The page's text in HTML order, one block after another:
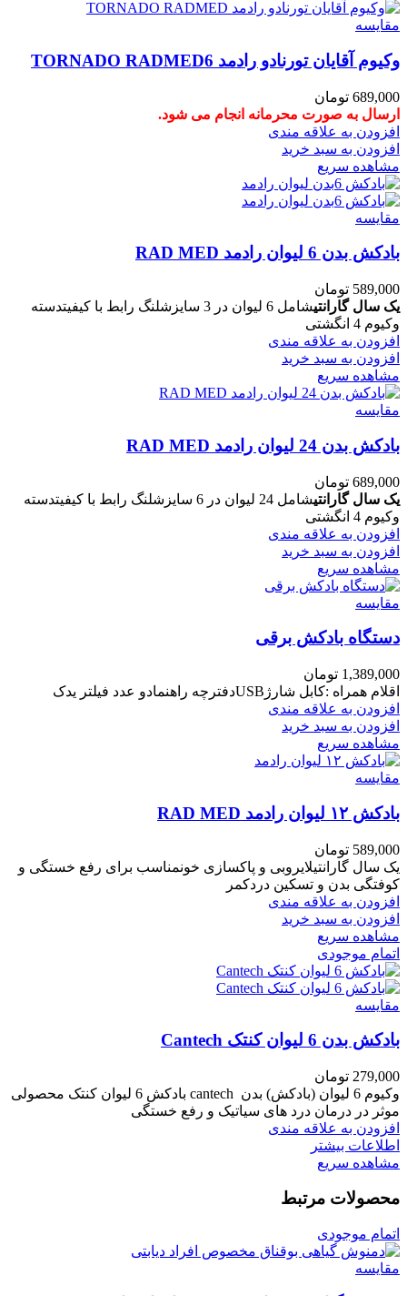
مقایسه
وکیوم آقایان تورنادو رادمد TORNADO RADMED6
689,000 تومان
ارسال به صورت محرمانه انجام می شود.
افزودن به علاقه مندی
افزودن به سبد خرید
مشاهده سریع
مقایسه
بادکش بدن 6 لیوان رادمد RAD MED
589,000 تومان
یک سال گارانتی
شامل 6 لیوان در 3 سایزشلنگ رابط با کیفیتدسته
وکیوم 4 انگشتی
افزودن به علاقه مندی
افزودن به سبد خرید
مشاهده سریع
مقایسه
بادکش بدن 24 لیوان رادمد RAD MED
689,000 تومان
یک سال گارانتی
شامل 24 لیوان در 6 سایزشلنگ رابط با کیفیتدسته
وکیوم 4 انگشتی
افزودن به علاقه مندی
افزودن به سبد خرید
مشاهده سریع
مقایسه
دستگاه بادکش برقی
1,389,000 تومان
اقلام همراه :کابل شارژUSBدفترچه راهنمادو عدد فیلتر یدک
افزودن به علاقه مندی
افزودن به سبد خرید
مشاهده سریع
مقایسه
بادکش ۱۲ لیوان رادمد RAD MED
589,000 تومان
یک سال گارانتیلایروبی و پاکسازی خونمناسب برای رفع خستگی و
کوفتگی بدن و تسکین دردکمر
افزودن به علاقه مندی
افزودن به سبد خرید
مشاهده سریع
اتمام موجودی
مقایسه
بادکش بدن 6 لیوان کنتک Cantech
279,000 تومان
وکیوم 6 لیوان (بادکش) بدن cantech بادکش 6 لیوان کنتک محصولی
موثر در درمان درد های سیاتیک و رفع خستگی
افزودن به علاقه مندی
اطلاعات بیشتر
مشاهده سریع
محصولات مرتبط
اتمام موجودی
مقایسه